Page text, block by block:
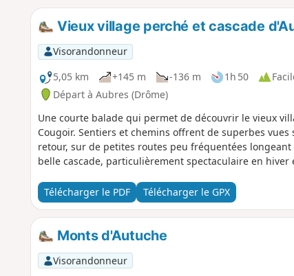
Vieux village perché et cascade
Visorandonneur
5,05 km
+145 m -136 m 1h 50
Départ à Aubres (Drôme)
Une courte balade qui permet de découvrir le vieux
Cougoir. Sentiers et chemins offrent de superbes
retour, sur de petites routes peu fréquentées
belle cascade, particulièrement spectaculaire en hiver
Télécharger le PDF Télécharger le GPX
Monts d'Autuche
Visorandonneur